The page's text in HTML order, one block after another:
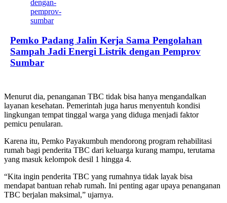
Pemko Padang Jalin Kerja Sama Pengolahan
Sampah Jadi Energi Listrik dengan Pemprov
Sumbar
Menurut dia, penanganan TBC tidak bisa hanya mengandalkan
layanan kesehatan. Pemerintah juga harus menyentuh kondisi
lingkungan tempat tinggal warga yang diduga menjadi faktor
pemicu penularan.
Karena itu, Pemko Payakumbuh mendorong program rehabilitasi
rumah bagi penderita TBC dari keluarga kurang mampu, terutama
yang masuk kelompok desil 1 hingga 4.
“Kita ingin penderita TBC yang rumahnya tidak layak bisa
mendapat bantuan rehab rumah. Ini penting agar upaya penanganan
TBC berjalan maksimal,” ujarnya.